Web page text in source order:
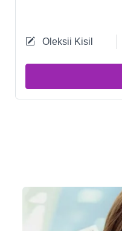
Oleksii Kisil